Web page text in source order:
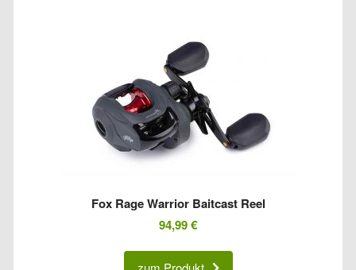
Fox Rage Warrior Baitcast Reel
94,99€